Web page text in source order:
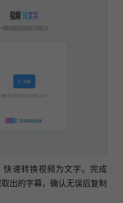
速转换视频为文字。完成
出的字幕，确认无误后复制